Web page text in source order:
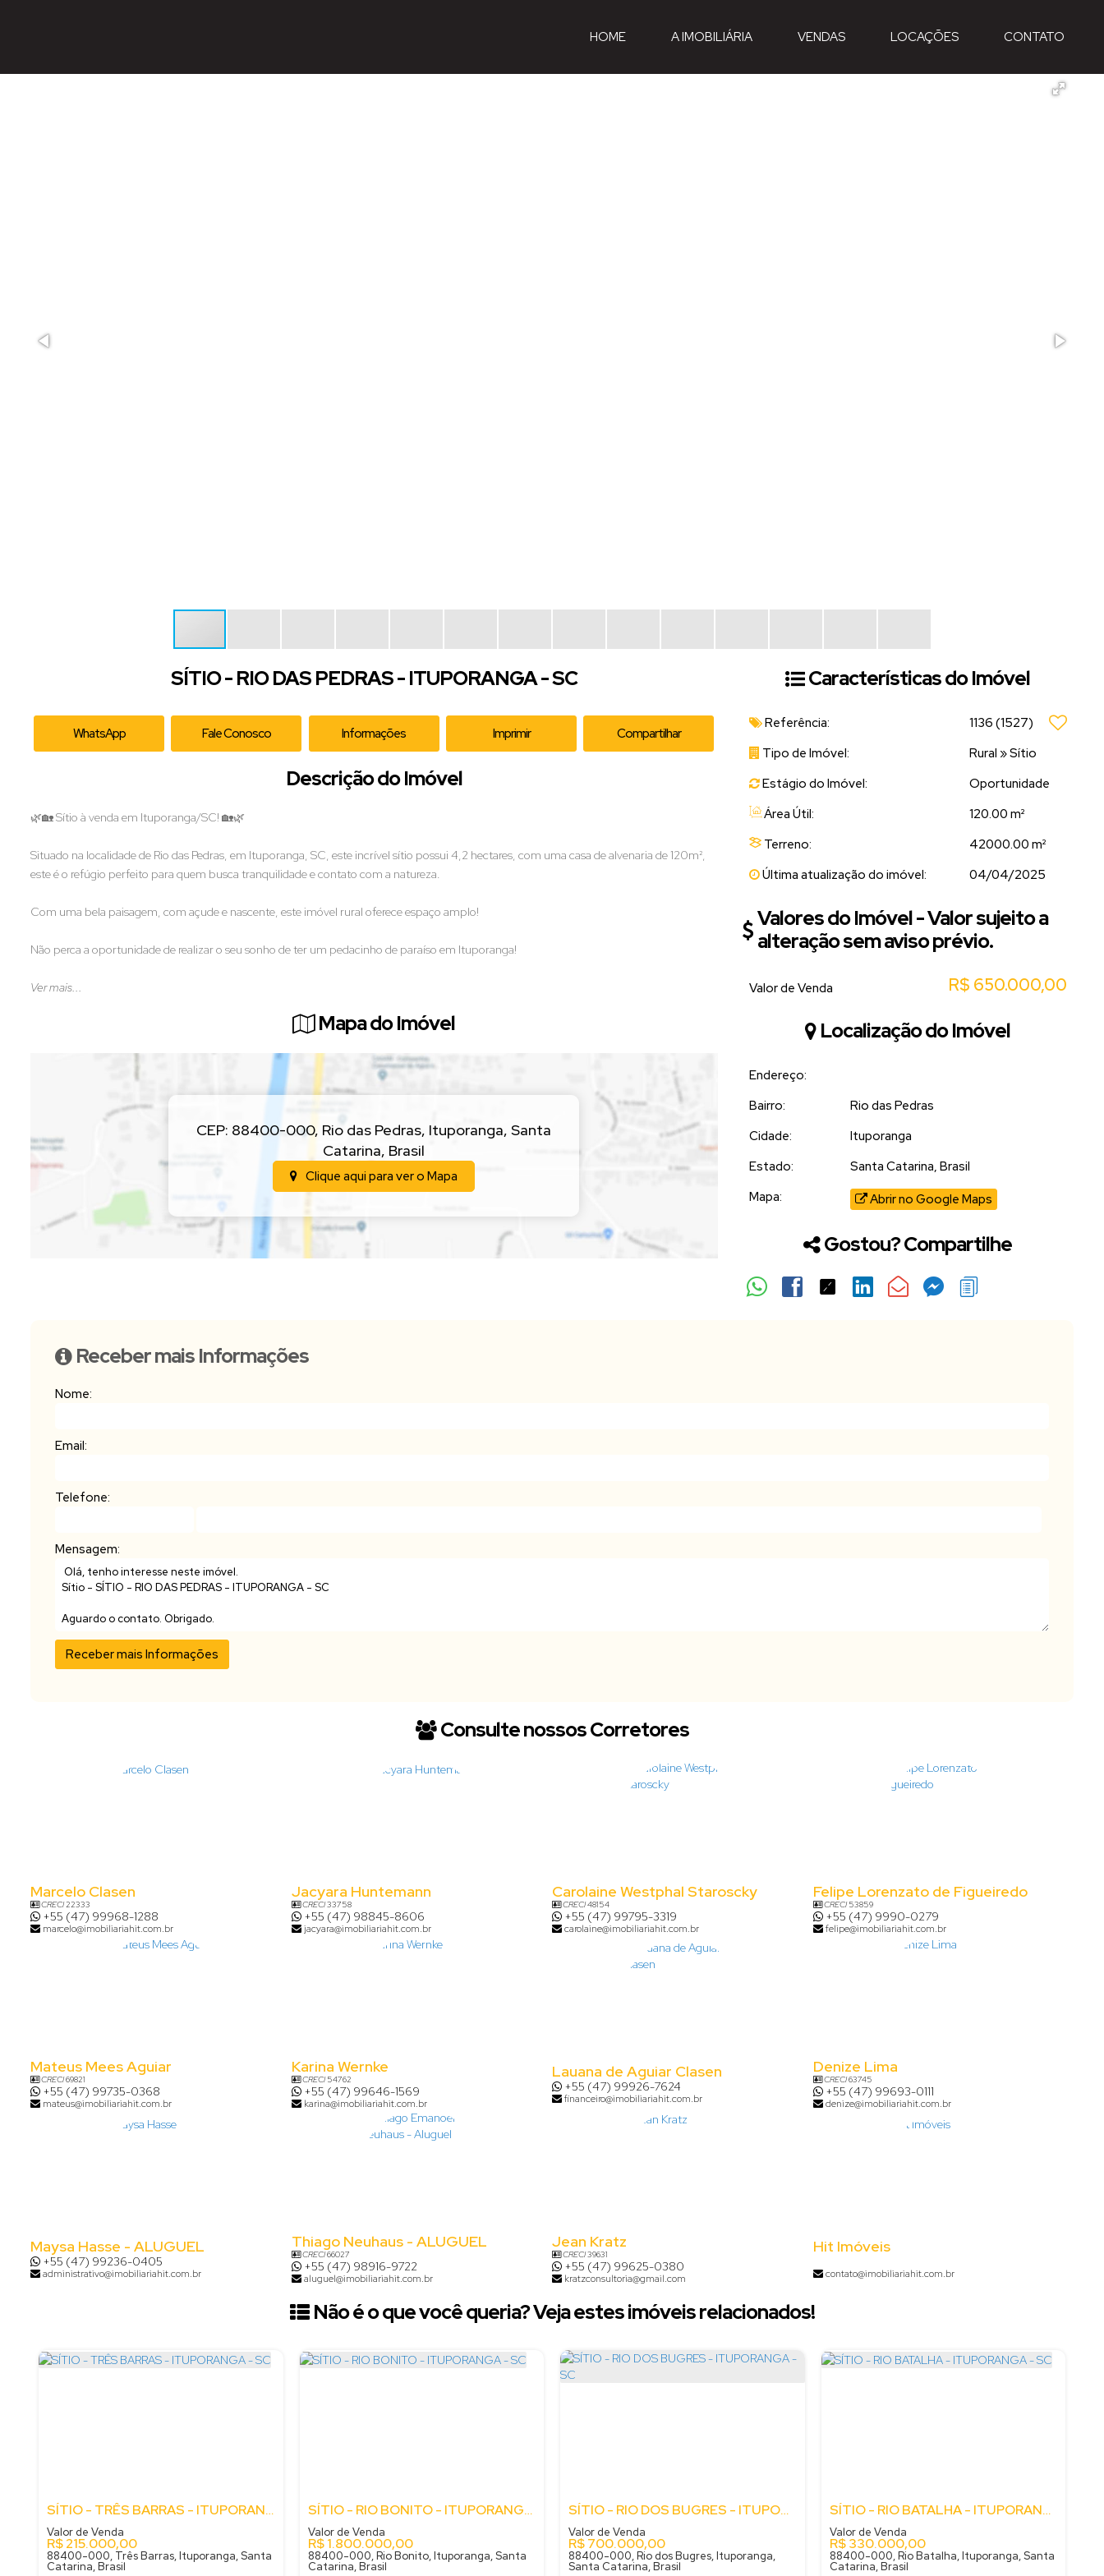
CONTATO
LOCAÇÕES
VENDAS
A IMOBILIÁRIA
HOME
SÍTIO - RIO DAS PEDRAS - ITUPORANGA - SC
WhatsApp Fale Conosco Informações Imprimir Compartilhar
Descrição do Imóvel
🌿🏡 Sítio à venda em Ituporanga/SC! 🏡🌿
Situado na localidade de Rio das Pedras, em Ituporanga, SC, este incrível sítio possui 4,2 hectares, com uma casa de alvenaria de 120m²,
este é o refúgio perfeito para quem busca tranquilidade e contato com a natureza.
Com uma bela paisagem, com açude e nascente, este imóvel rural oferece espaço amplo!
Não perca a oportunidade de realizar o seu sonho de ter um pedacinho de paraíso em Ituporanga!
📞 Entre em contato para mais informações e agende uma visita!
Ver mais...
Mapa do Imóvel
CEP: 88400-000, Rio das Pedras, Ituporanga,Santa
Catarina, Brasil
Clique aqui para ver o Mapa
Características do Imóvel
Referência: 1136 (1527)
Tipo de Imóvel:
Rural »Sítio
Estágio do Imóvel:
Oportunidade
Área Útil:
120.00 m²
Terreno:
42000.00 m²
Última atualização do imóvel:
04/04/2025
Valores do Imóvel - Valor sujeito a
alteração sem aviso prévio.
R$ 650.000,00
Valor de Venda
Localização do Imóvel
Endereço:
Bairro:
Rio das Pedras
Cidade:
Ituporanga
Estado:
Santa Catarina, Brasil
Mapa:
Abrir no Google Maps
Gostou? Compartilhe
Receber mais Informações
Nome:
Email:
Telefone:
Mensagem:
Consulte nossos Corretores
Marcelo Clasen
CRECI22333
+55 (47) 99968-1288
marcelo@imobiliariahit.com.br
Jacyara Huntemann
CRECI33758
+55 (47) 98845-8606
jacyara@imobiliariahit.com.br
Carolaine Westphal Staroscky
CRECI48154
+55 (47) 99795-3319
carolaine@imobiliariahit.com.br
Felipe Lorenzato de Figueiredo
CRECI53859
+55 (47) 9990-0279
felipe@imobiliariahit.com.br
Mateus Mees Aguiar
CRECI69821
+55 (47) 99735-0368
mateus@imobiliariahit.com.br
Karina Wernke
CRECI54762
+55 (47) 99646-1569
karina@imobiliariahit.com.br
Lauana de Aguiar Clasen
+55 (47) 99926-7624
financeiro@imobiliariahit.com.br
Denize Lima
CRECI63745
+55 (47) 99693-0111
denize@imobiliariahit.com.br
Maysa Hasse - ALUGUEL
+55 (47) 99236-0405
administrativo@imobiliariahit.com.br
Thiago Neuhaus - ALUGUEL
CRECI66027
+55 (47) 98916-9722
aluguel@imobiliariahit.com.br
Jean Kratz
CRECI39631
+55 (47) 99625-0380
kratzconsultoria@gmail.com
Hit Imóveis
contato@imobiliariahit.com.br
Não é o que você queria? Veja estes imóveis relacionados!
SÍTIO - TRÊS BARRAS - ITUPORANGA - SC
R$215.000,00
Valor de Venda
88400-000, Três Barras, Ituporanga, Santa
Catarina, Brasil
SÍTIO - RIO BONITO - ITUPORANGA - SC
R$1.800.000,00
Valor de Venda
88400-000, Rio Bonito, Ituporanga, Santa
Catarina, Brasil
SÍTIO - RIO DOS BUGRES - ITUPORANGA - SC
R$700.000,00
Valor de Venda
88400-000, Rio dos Bugres, Ituporanga,
Santa Catarina, Brasil
SÍTIO - RIO BATALHA - ITUPORANGA - SC
R$330.000,00
Valor de Venda
88400-000, Rio Batalha, Ituporanga, Santa
Catarina, Brasil